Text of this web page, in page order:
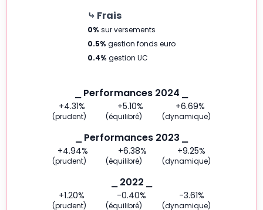
⤷ Frais
0% sur versements
0.5% gestion fonds euro
0.4% gestion UC
⎯ Performances 2024 ⎯
+4.31% +5.10% +6.69%
(prudent) (équilibré) (dynamique)
⎯ Performances 2023 ⎯
+4.94% +6.38% +9.25%
(prudent) (équilibré) (dynamique)
⎯ 2022 ⎯
+1.20% -0.40% -3.61%
(prudent) (équilibré) (dynamique)